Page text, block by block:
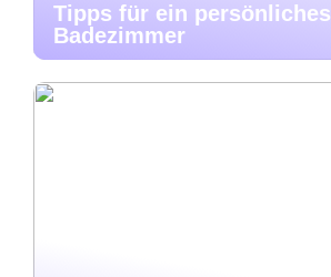
Tipps für ein persönliches
Badezimmer